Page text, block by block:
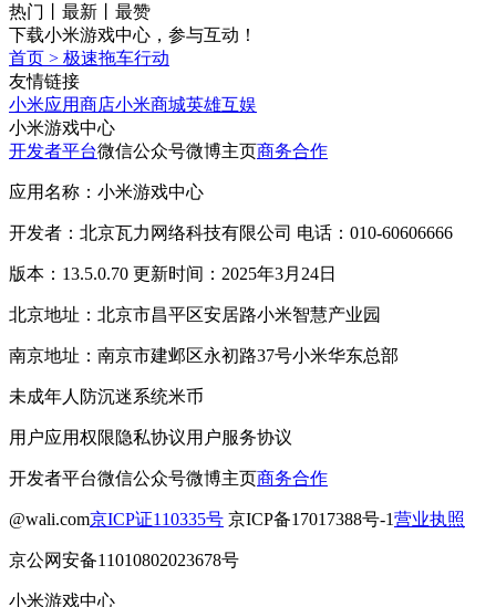
热门
最新
最赞
下载小米游戏中心，参与互动！
首页 > 极速拖车行动
友情链接
小米应用商店小米商城英雄互娱
小米游戏中心
开发者平台微信公众号微博主页商务合作
应用名称：小米游戏中心
开发者：北京瓦力网络科技有限公司 电话：010-60606666
版本：13.5.0.70 更新时间：2025年3月24日
北京地址：北京市昌平区安居路小米智慧产业园
南京地址：南京市建邺区永初路37号小米华东总部
未成年人防沉迷系统米币
用户应用权限隐私协议用户服务协议
开发者平台微信公众号微博主页商务合作
@wali.com京ICP证110335号 京ICP备17017388号-1营业执照
京公网安备11010802023678号
小米游戏中心